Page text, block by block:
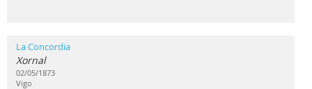
La Concordia
Xornal
02/05/1873
Vigo